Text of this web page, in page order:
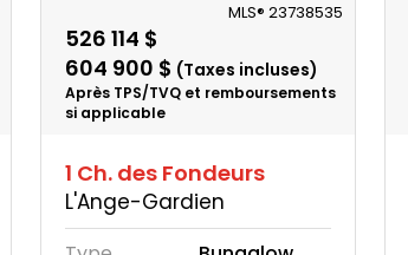
MLS® 23738535
526 114 $
604 900 $ (Taxes incluses)
Après TPS/TVQ et remboursements
si applicable
1 Ch. des Fondeurs
L'Ange-Gardien